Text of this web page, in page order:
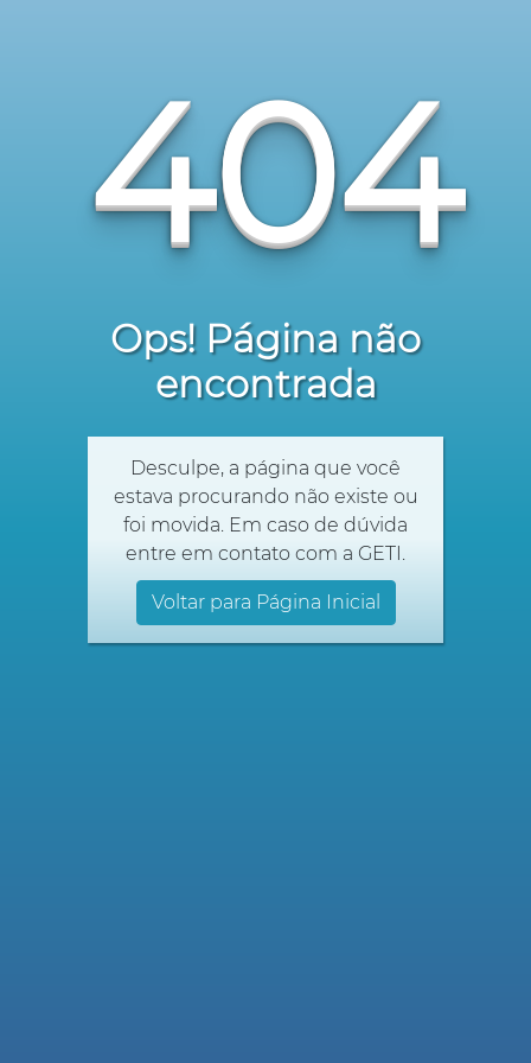
404
Ops! Página não
encontrada
Desculpe, a página que você
estava procurando não existe ou
foi movida. Em caso de dúvida
entre em contato com a GETI.
Voltar para Página Inicial